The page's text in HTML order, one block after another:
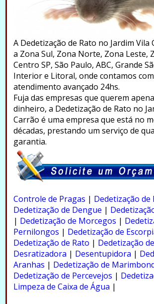
A Dedetização de Rato no Jardim Vila
a Zona Sul, Zona Norte, Zona Leste,
Centro SP, São Paulo, ABC, Grande
Interior e Litoral, onde contamos
atendimento avançado 24hs.
Fuja das empresas que querem
dinheiro, a Dedetização de Rato no
Carrão é uma empresa que está no
décadas, prestando um serviço de
garantia.
Controle de Pragas | Dedetização de
Dedetização de Dengue |
| Dedetização de Morcegos |
Pernilongos | Dedetização de
Dedetização de Rato | Dedetização
Desratizadora | Desentupidora |
Aranhas | Dedetização de
Dedetização de Percevejos |
Limpeza de Caixa de Água |